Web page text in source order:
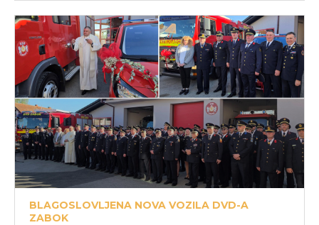
BLAGOSLOVLJENA NOVA VOZILA DVD-A
ZABOK